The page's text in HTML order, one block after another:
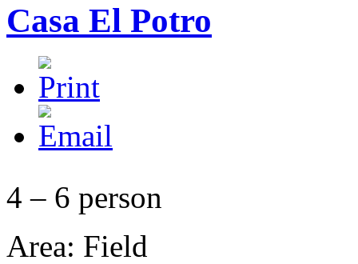
Casa El Potro
4 – 6 person
Area: Field